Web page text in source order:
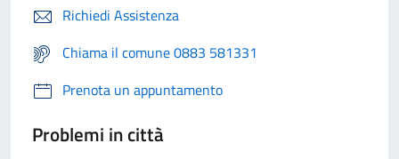
Richiedi Assistenza
Chiama il comune 0883 581331
Prenota un appuntamento
Problemi in città